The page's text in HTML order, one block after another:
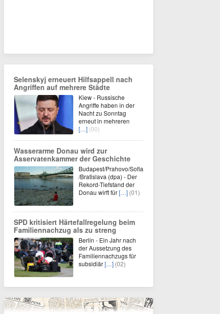
Selenskyj erneuert Hilfsappell nach
Angriffen auf mehrere Städte
Kiew - Russische
Angriffe haben in der
Nacht zu Sonntag
erneut in mehreren
[…] (00)
Wasserarme Donau wird zur
Asservatenkammer der Geschichte
Budapest/Prahovo/Sofia
/Bratislava (dpa) - Der
Rekord-Tiefstand der
Donau wirft für[…] (01)
SPD kritisiert Härtefallregelung beim
Familiennachzug als zu streng
Berlin - Ein Jahr nach
der Aussetzung des
Familiennachzugs für
subsidiär[…] (02)